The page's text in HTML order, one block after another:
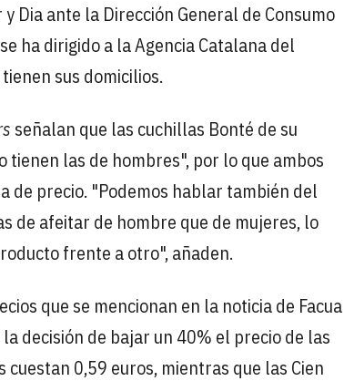
Dia ante la Dirección General de Consumo
ha dirigido a la Agencia Catalana del
sus domicilios.
señalan que las cuchillas Bonté de su
tienen las de hombres", por lo que ambos
de precio. "Podemos hablar también del
de afeitar de hombre que de mujeres, lo
frente a otro", añaden.
que se mencionan en la noticia de Facua
decisión de bajar un 40% el precio de las
0,59 euros, mientras que las Cien